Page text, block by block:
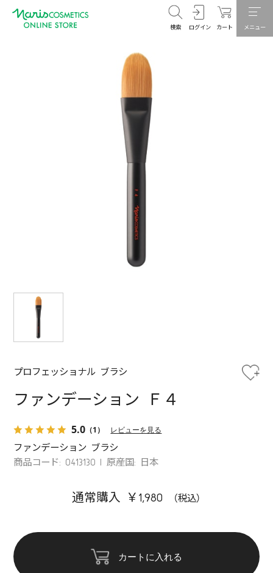
検索 ログイン カート メニュー
プロフェッショナル ブラシ
ファンデーション Ｆ４
5.0 （1） レビューを見る
ファンデーション ブラシ
商品コード: 0413130
原産国: 日本
通常購入 ￥1,980
カートに入れる